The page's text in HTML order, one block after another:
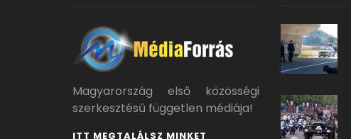
Magyarország első közösségi
szerkesztésű független médiája!
ITT MEGTALÁLSZ MINKET